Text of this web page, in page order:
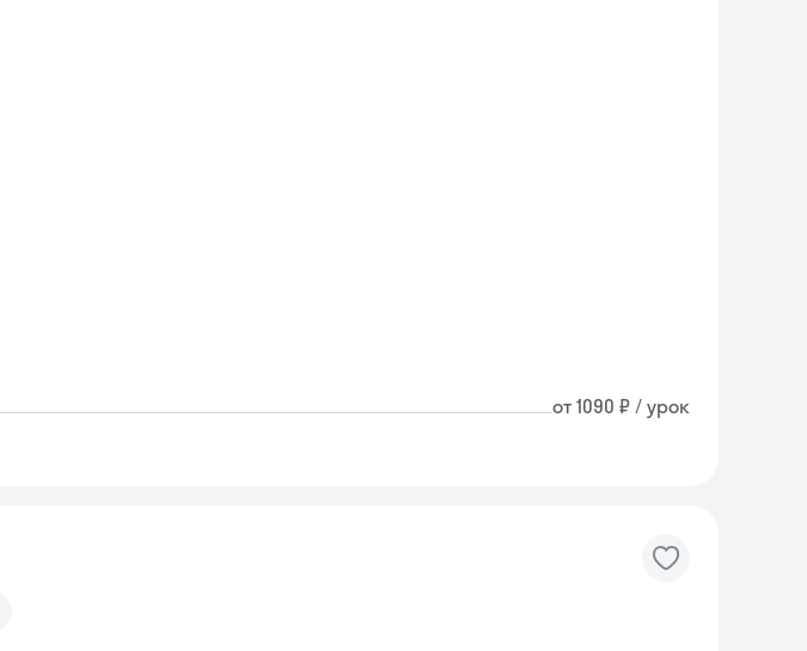
от 1090 ₽ / урок